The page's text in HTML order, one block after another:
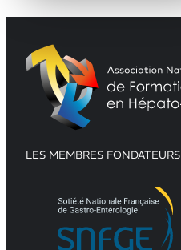
LES MEMBRES FONDATEURS